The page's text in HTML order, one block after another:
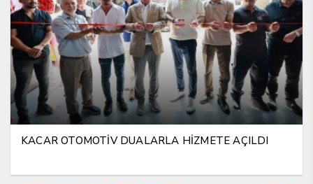
KACAR OTOMOTİV DUALARLA HİZMETE AÇILDI